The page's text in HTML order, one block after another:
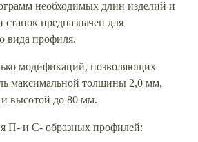
необходимых длин изделий и
предназначен для
вида профиля.
модификаций, позволяющих
максимальной толщины 2,0 мм,
высотой до 80 мм.
П- и С- образных профилей: